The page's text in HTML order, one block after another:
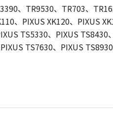
、TR9530、TR703、
、PIXUS XK120、PIXUS
TS5330、PIXUS TS8430
TS7630、PIXUS TS8930